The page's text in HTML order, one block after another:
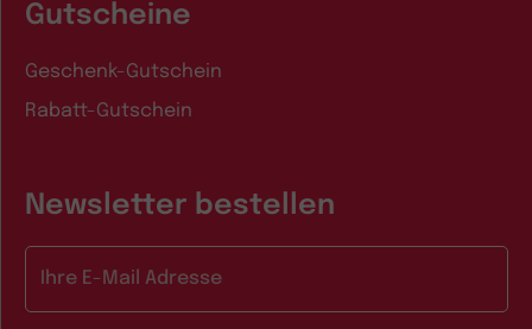
Gutscheine
Geschenk-Gutschein
Rabatt-Gutschein
Newsletter bestellen